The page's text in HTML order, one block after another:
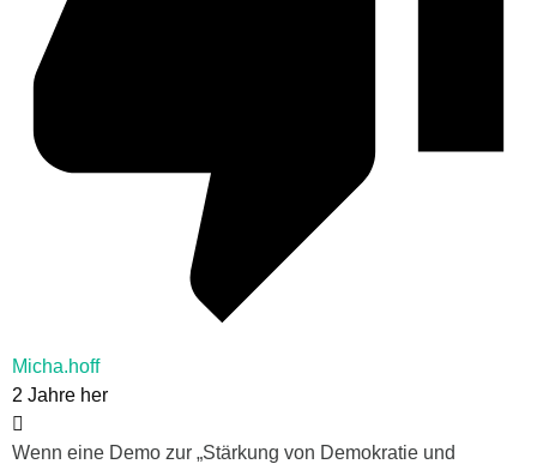
Micha.hoff
2 Jahre her
Wenn eine Demo zur „Stärkung von Demokratie und